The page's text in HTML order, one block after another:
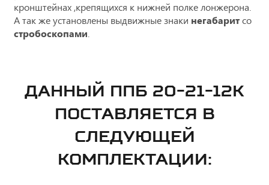
кронштейнах ,крепящихся к нижней полке лонжерона.
А так же установлены выдвижные знаки негабаритсо
стробоскопами.
ДАННЫЙ ППБ 20-21-12К
ПОСТАВЛЯЕТСЯ В
СЛЕДУЮЩЕЙ
КОМПЛЕКТАЦИИ: